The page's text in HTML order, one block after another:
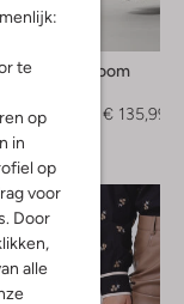
te
op
in
op
voor
Door
alle
Levete Room
€ 339,95
€ 135,99